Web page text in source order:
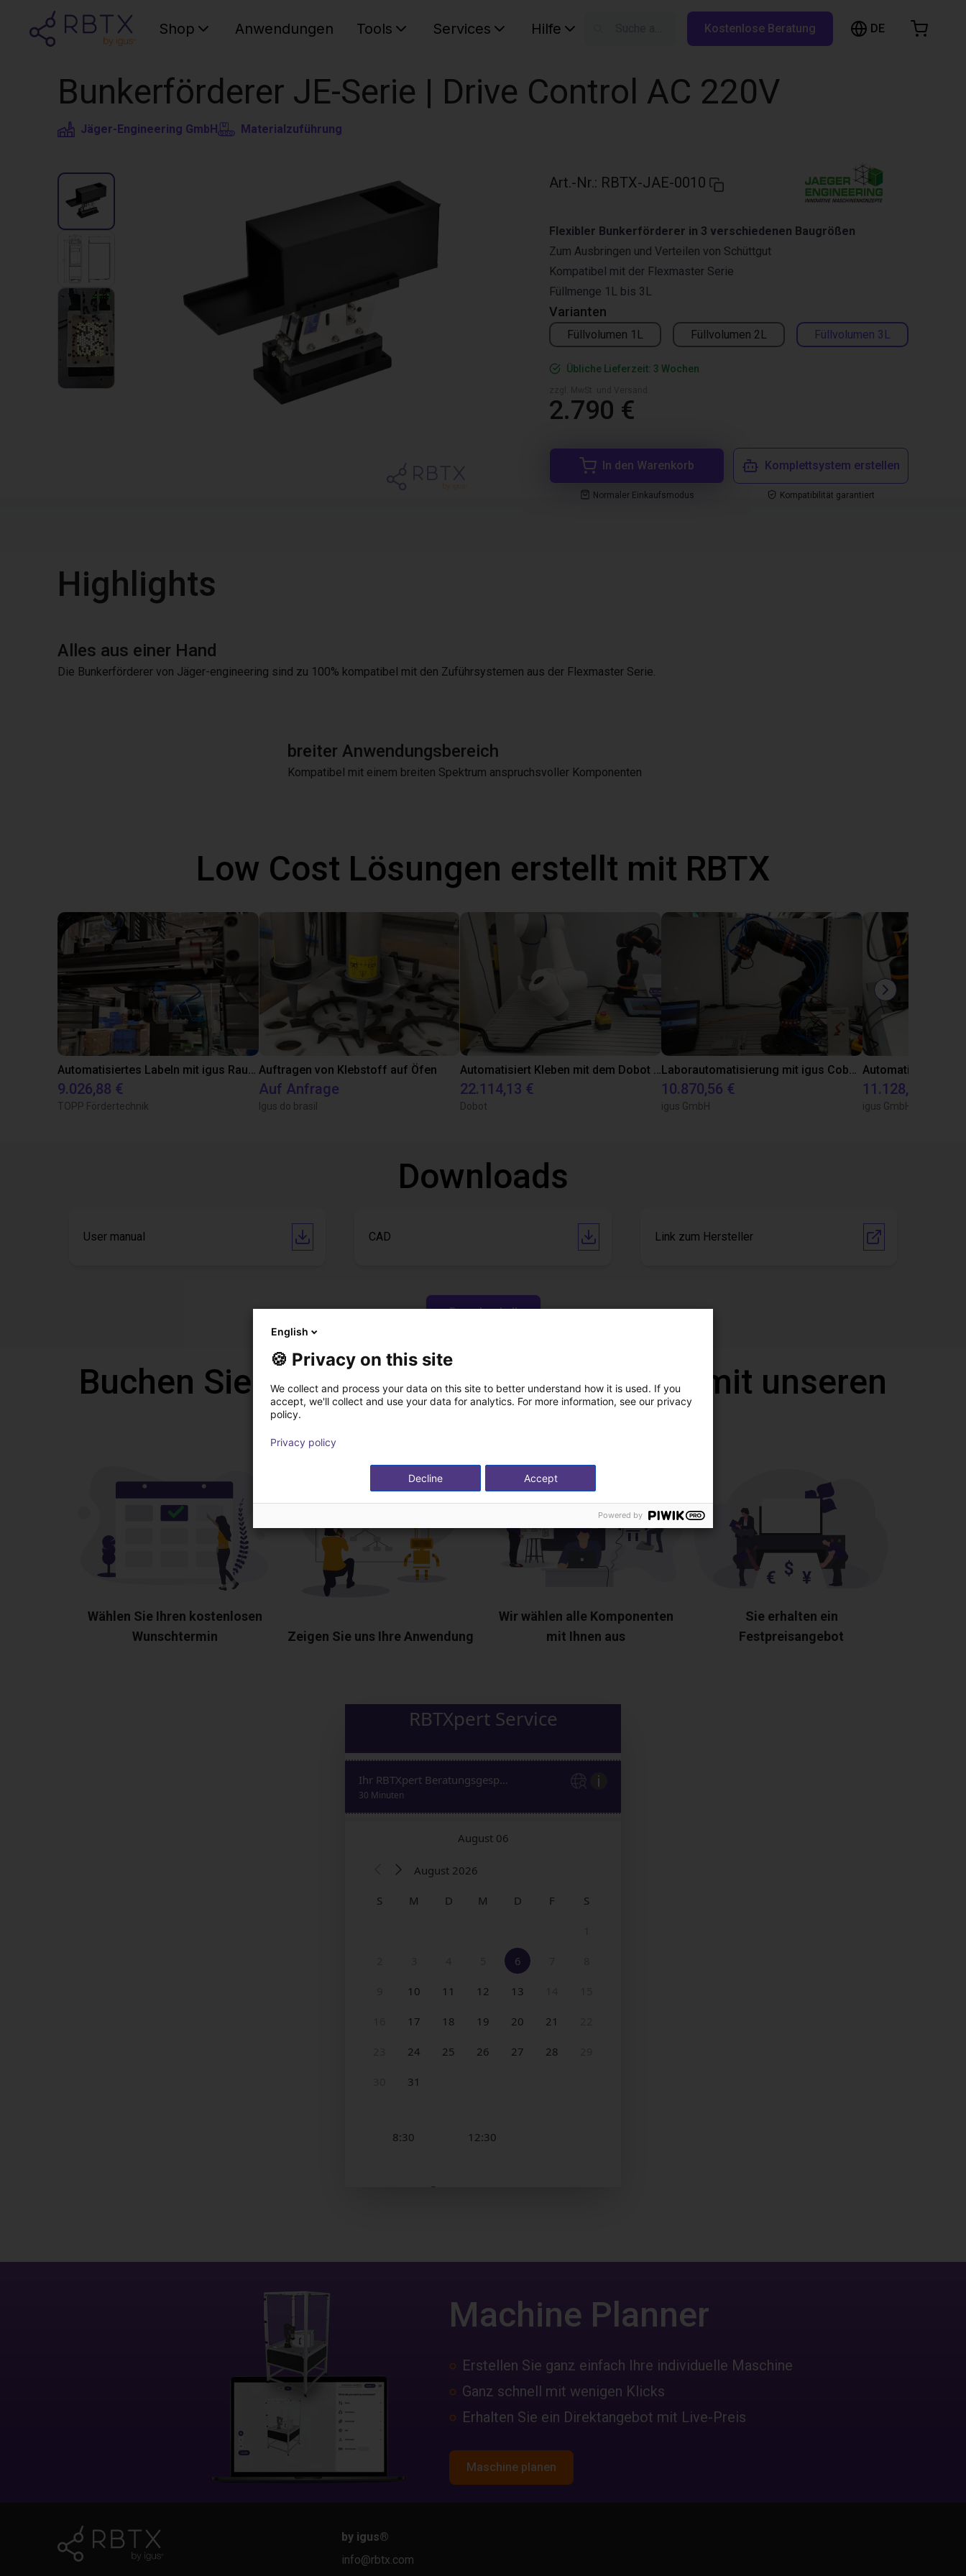
Shop Anwendungen Tools Services Hilfe Kostenlose Beratung DE
Bunkerförderer JE-Serie | Drive Control AC 220V
Jäger-Engineering GmbH Materialzuführung
Art.-Nr.: RBTX-JAE-0010
Varianten
Füllvolumen 1L Füllvolumen 2L Füllvolumen 3L
Flexibler Bunkerförderer in 3 verschiedenen Baugrößen
Zum Ausbringen und Verteilen von Schüttgut
Kompatibel mit der Flexmaster Serie
Füllmenge 1L bis 3L
Übliche Lieferzeit: 3 Wochen
2.790 €
In den Warenkorb
Normaler Einkaufsmodus
Komplettsystem erstellen
Kompatibilität garantiert
Highlights
Alles aus einer Hand
Die Bunkerförderer von Jäger-engineering sind zu 100% kompatibel mit den Zuführsystemen aus der Flexmaster Serie.
breiter Anwendungsbereich
Kompatibel mit einem breiten Spektrum anspruchsvoller Komponenten
Low Cost Lösungen erstellt mit RBTX
Automatisiertes Labeln mit igus Raumpotal Roboter
9.026,88 €
TOPP Fördertechnik
Auftragen von Klebstoff auf Öfen
Auf Anfrage
Igus do brasil
Automatisiert Kleben mit dem Dobot CR5A
22.114,13 €
Dobot
Laborautomatisierung mit igus Cobot ReBeL 6DOF
10.870,56 €
igus GmbH
11.128,07 €
igus GmbH
Downloads
User manual CAD Link zum Hersteller
Download all
Buchen Sie einen kostenlosen Videocall mit unseren
Experten
Wählen Sie Ihren kostenlosen
Wunschtermin
Zeigen Sie uns Ihre Anwendung
Wir wählen alle Komponenten
mit Ihnen aus
Sie erhalten ein
Festpreisangebot
Im Shop stöbern
Machine Planner
Erstellen Sie ganz einfach Ihre individuelle Maschine
Ganz schnell mit wenigen Klicks
Erhalten Sie ein Direktangebot mit Live-Preis
Maschine planen
by igus®
info@rbtx.com
English
🍪 Privacy on this site
We collect and process your data on this site to better understand how it is used. If you
accept, we'll collect and use your data for analytics. For more information, see our privacy
policy.
Privacy policy
Accept
Decline
Powered by